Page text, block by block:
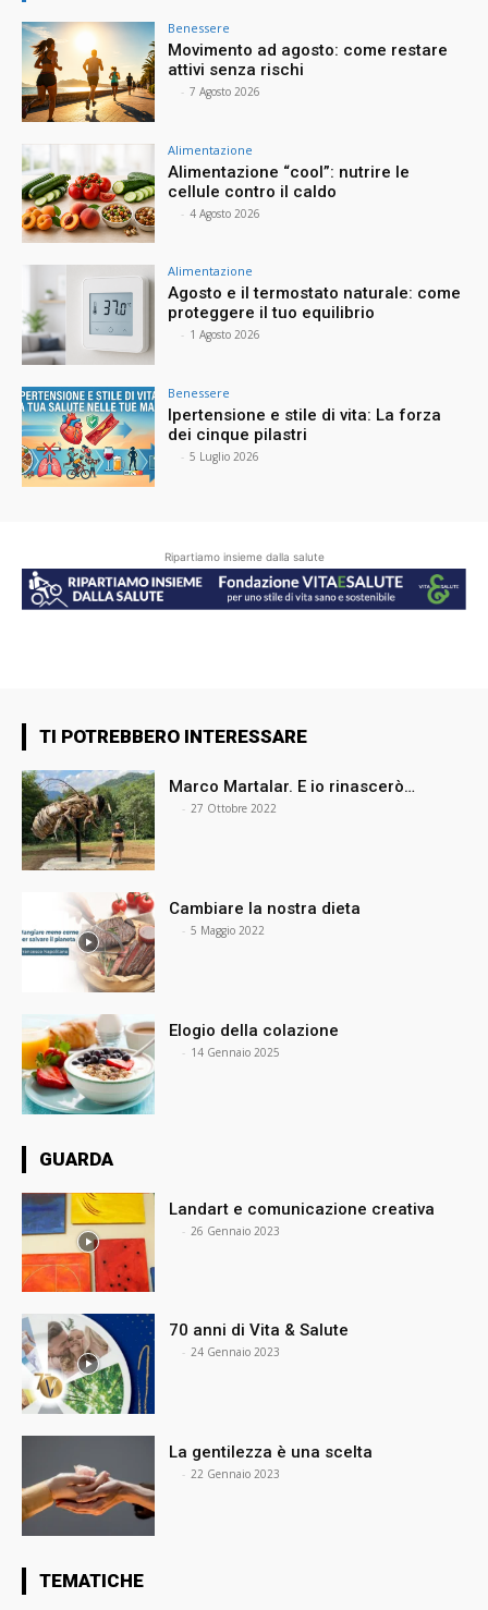
Benessere
Movimento ad agosto: come restare
attivi senza rischi
- 7 Agosto 2026
Alimentazione
Alimentazione “cool”: nutrire le
cellule contro il caldo
- 4 Agosto 2026
Alimentazione
Agosto e il termostato naturale: come
proteggere il tuo equilibrio
- 1 Agosto 2026
Benessere
Ipertensione e stile di vita: La forza
dei cinque pilastri
- 5 Luglio 2026
Ripartiamo insieme dalla salute
TI POTREBBERO INTERESSARE
Marco Martalar. E io rinascerò…
- 27 Ottobre 2022
Cambiare la nostra dieta
- 5 Maggio 2022
Elogio della colazione
- 14 Gennaio 2025
GUARDA
Landart e comunicazione creativa
- 26 Gennaio 2023
70 anni di Vita & Salute
- 24 Gennaio 2023
La gentilezza è una scelta
- 22 Gennaio 2023
TEMATICHE